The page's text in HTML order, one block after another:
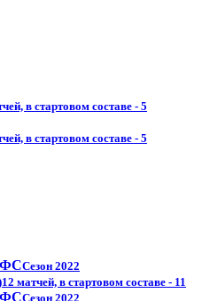
в стартовом составе - 5
в стартовом составе - 5
Сезон 2022
12 матчей, в стартовом составе - 11
Сезон 2022